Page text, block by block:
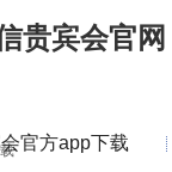
贵宾会官网
官方app下载